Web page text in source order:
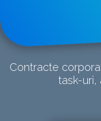
Contracte
task-uri,